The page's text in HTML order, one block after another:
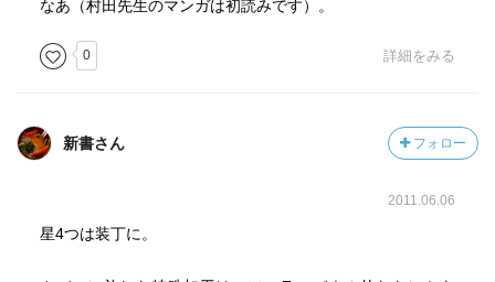
なあ（村田先生のマンガは初読みです）。
0 詳細をみる
新書さん フォロー
2011.06.06
星4つは装丁に。